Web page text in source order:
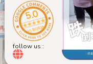
5.0
35 則評論
follow us :